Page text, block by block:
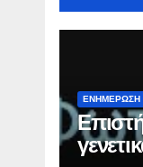
ΕΝΗΜΕΡΩΣΗ